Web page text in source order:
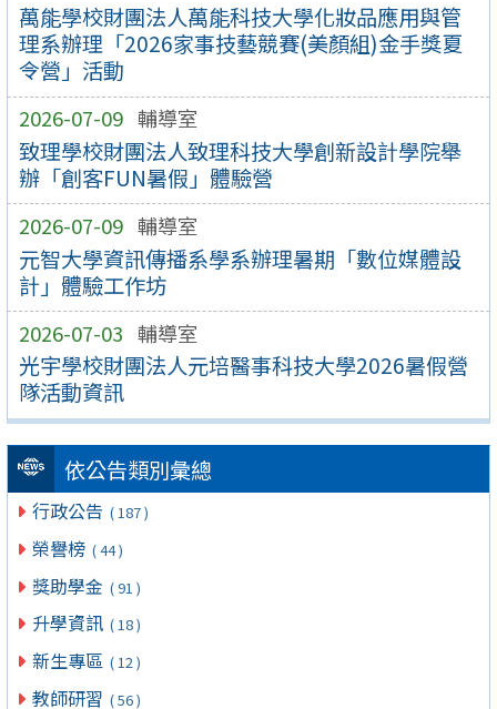
萬能學校財團法人萬能科技大學化妝品應用與管
理系辦理「2026家事技藝競賽(美顏組)金手獎夏
令營」活動
2026-07-09 輔導室
致理學校財團法人致理科技大學創新設計學院舉
辦「創客FUN暑假」體驗營
2026-07-09 輔導室
元智大學資訊傳播系學系辦理暑期「數位媒體設
計」體驗工作坊
2026-07-03 輔導室
光宇學校財團法人元培醫事科技大學2026暑假營
隊活動資訊
依公告類別彙總
行政公告 ( 187 )
榮譽榜 ( 44 )
獎助學金 ( 91 )
升學資訊 ( 18 )
新生專區 ( 12 )
教師研習 ( 56 )